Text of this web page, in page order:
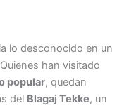
lo desconocido en un
han visitado
popular, quedan
del Blagaj Tekke, un